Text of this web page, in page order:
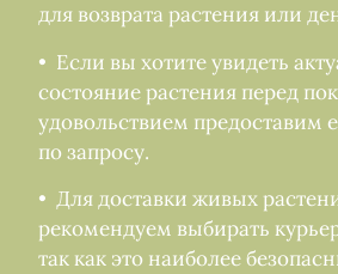
для возврата растения или
• Если вы хотите увидеть
состояние растения перед
удовольствием предоставим
по запросу.
• Для доставки живых
рекомендуем выбирать
так как это наиболее